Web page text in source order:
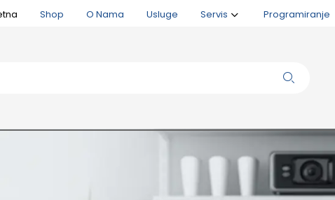
Shop O Nama Usluge Servis Programiranje